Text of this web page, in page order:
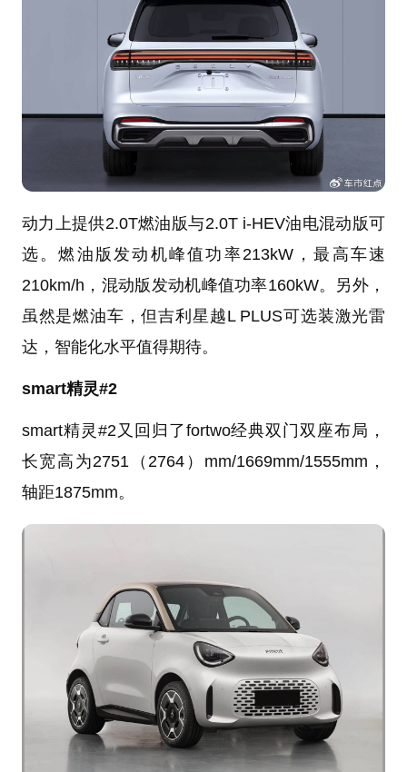
动力上提供2.0T燃油版与2.0T i-HEV油电混动版可
选。燃油版发动机峰值功率213kW，最高车速
210km/h，混动版发动机峰值功率160kW。另外，
虽然是燃油车，但吉利星越L PLUS可选装激光雷
达，智能化水平值得期待。
smart精灵#2
smart精灵#2又回归了fortwo经典双门双座布局，
长宽高为2751（2764）mm/1669mm/1555mm，
轴距1875mm。